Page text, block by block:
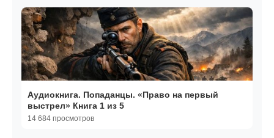
Аудиокнига. Попаданцы. «Право на первый
выстрел» Книга 1 из 5
14 684 просмотров